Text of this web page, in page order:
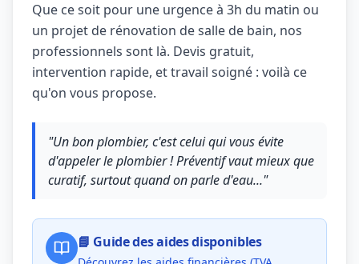
Que ce soit pour une urgence à 3h du matin ou
un projet de rénovation de salle de bain, nos
professionnels sont là. Devis gratuit,
intervention rapide, et travail soigné : voilà ce
qu'on vous propose.
"Un bon plombier, c'est celui qui vous évite
d'appeler le plombier ! Préventif vaut mieux que
curatif, surtout quand on parle d'eau..."
📘 Guide des aides disponibles